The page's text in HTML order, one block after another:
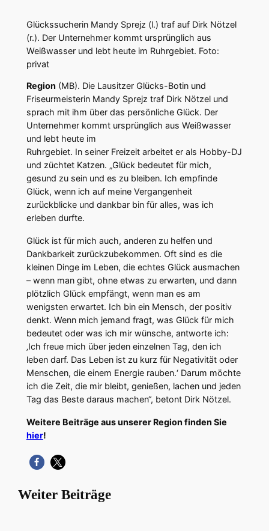
Glückssucherin Mandy Sprejz (l.) traf auf Dirk Nötzel
(r.). Der Unternehmer kommt ursprünglich aus
Weißwasser und lebt heute im Ruhrgebiet. Foto:
privat
Region (MB). Die Lausitzer Glücks-Botin und
Friseurmeisterin Mandy Sprejz traf Dirk Nötzel und
sprach mit ihm über das persönliche Glück. Der
Unternehmer kommt ursprünglich aus Weißwasser
und lebt heute im
Ruhrgebiet. In seiner Freizeit arbeitet er als Hobby-DJ
und züchtet Katzen. „Glück bedeutet für mich,
gesund zu sein und es zu bleiben. Ich empfinde
Glück, wenn ich auf meine Vergangenheit
zurückblicke und dankbar bin für alles, was ich
erleben durfte.
Glück ist für mich auch, anderen zu helfen und
Dankbarkeit zurückzubekommen. Oft sind es die
kleinen Dinge im Leben, die echtes Glück ausmachen
– wenn man gibt, ohne etwas zu erwarten, und dann
plötzlich Glück empfängt, wenn man es am
wenigsten erwartet. Ich bin ein Mensch, der positiv
denkt. Wenn mich jemand fragt, was Glück für mich
bedeutet oder was ich mir wünsche, antworte ich:
‚Ich freue mich über jeden einzelnen Tag, den ich
leben darf. Das Leben ist zu kurz für Negativität oder
Menschen, die einem Energie rauben.‘ Darum möchte
ich die Zeit, die mir bleibt, genießen, lachen und jeden
Tag das Beste daraus machen“, betont Dirk Nötzel.
Weitere Beiträge aus unserer Region finden Sie
hier!
Weiter Beiträge